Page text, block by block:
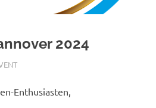
2024
Enthusiasten,